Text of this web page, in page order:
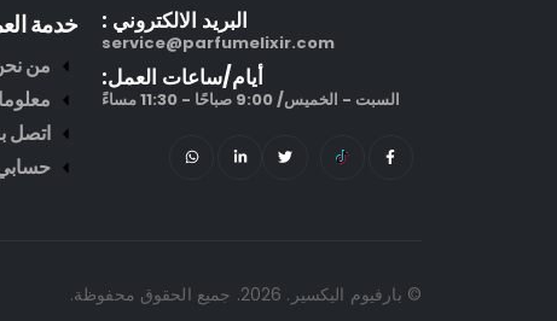
البريد الالكتروني :
service@parfumelixir.com
أيام/ساعات العمل:
السبت - الخميس/ 9:00 صباحًا - 11:30 مساءً
خدمة
من
اتصل
© بارفيوم اليكسير. 2026. جميع الحقوق محفوظة.